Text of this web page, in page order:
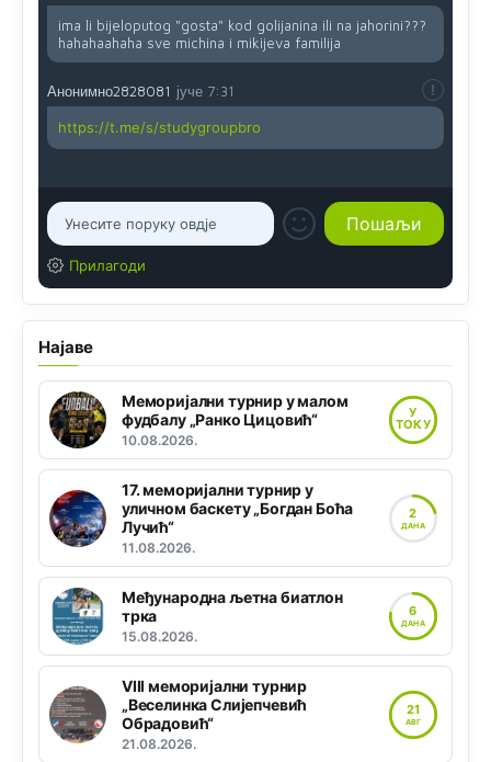
ima li bijeloputog "gosta" kod golijanina ili na jahorini???
hahahaahaha sve michina i mikijeva familija
Анонимно2828081 јуче 7:31
https://t.me/s/studygroupbro
Прилагоди
Најаве
Меморијални турнир у малом
фудбалу „Ранко Цицовић“
10.08.2026.
У
ТОКУ
17. меморијални турнир у
уличном баскету „Богдан Боћа
Лучић“
11.08.2026.
2
ДАНА
Међународна љетна биатлон
трка
15.08.2026.
6
ДАНА
VIII меморијални турнир
„Веселинка Слијепчевић
Обрадовић“
21.08.2026.
21
АВГ